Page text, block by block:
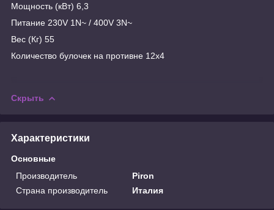
Мощность (кВт) 6,3
Питание 230V 1N~ / 400V 3N~
Вес (Кг) 55
Количество булочек на противне 12x4
Скрыть
Характеристики
Основные
Производитель
Piron
Страна производитель
Италия